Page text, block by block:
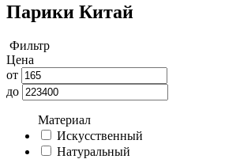
Парики Китай
Фильтр
Цена
от
до
Материал
Искусственный
Натуральный